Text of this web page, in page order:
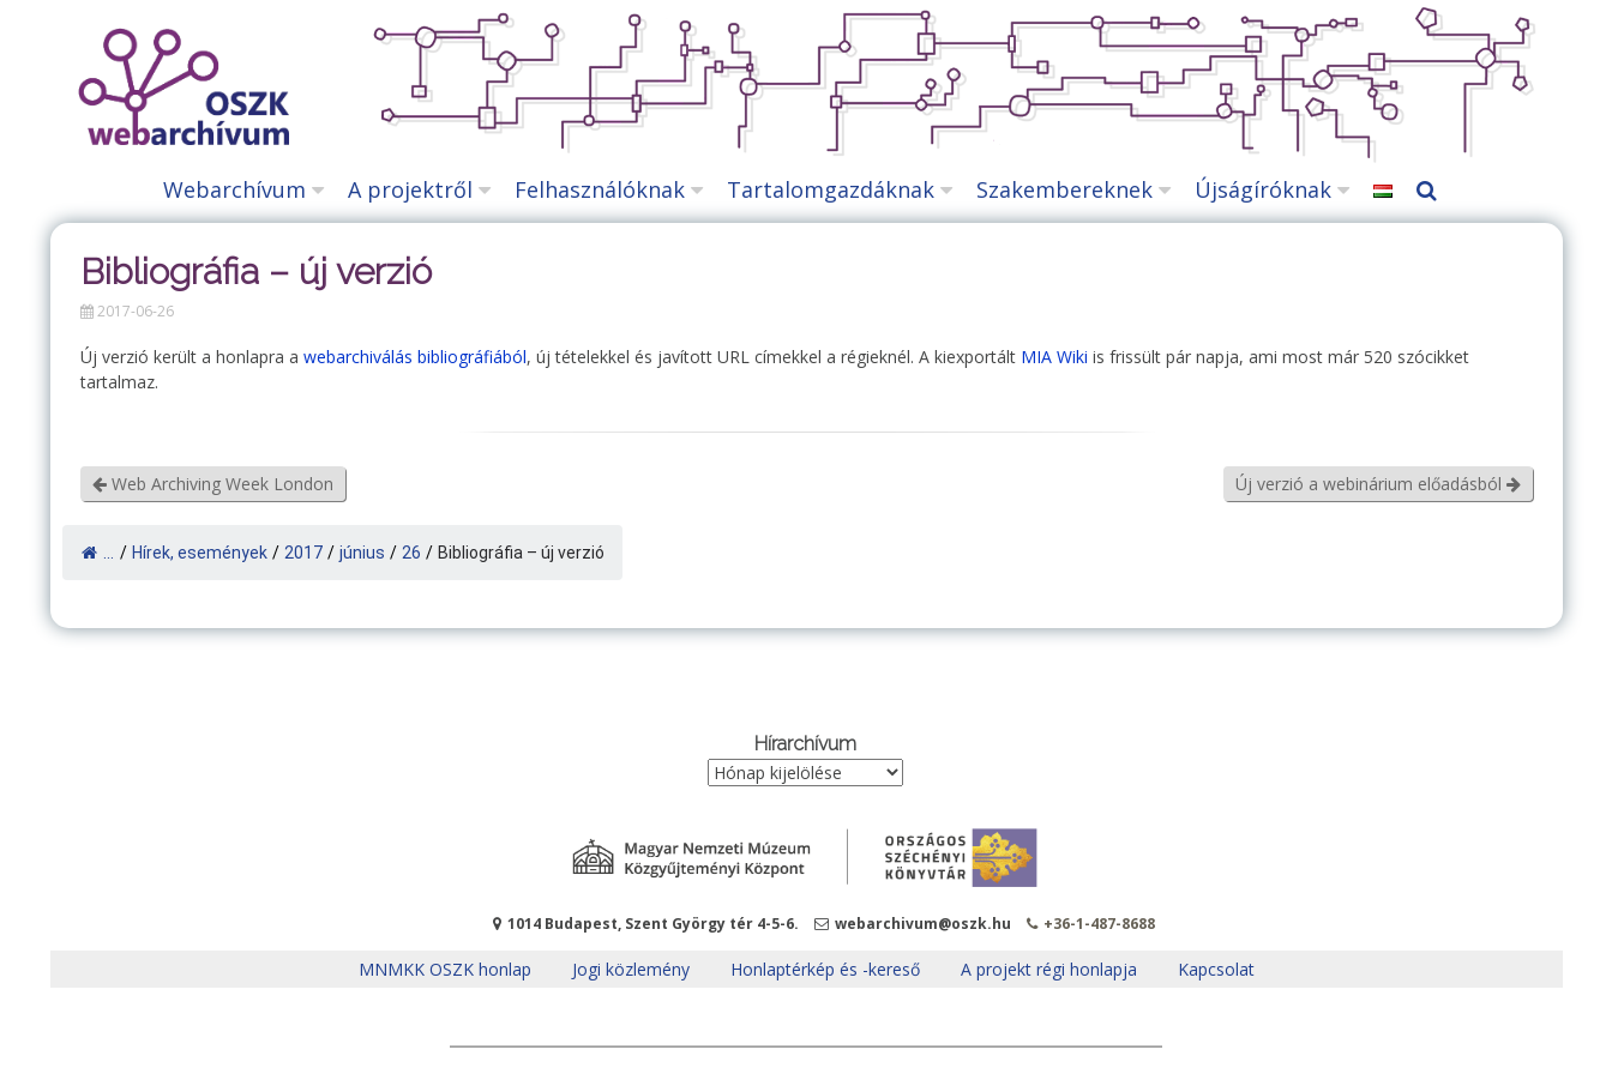
Webarchívum A projektről Felhasználóknak Tartalomgazdáknak Szakembereknek Újságíróknak
Bibliográfia – új verzió
2017-06-26
Új verzió került a honlapra a webarchiválás bibliográfiából, új tételekkel és javított URL címekkel a régieknél. A kiexportált MIA Wiki is frissült pár napja, ami most már 520 szócikket
tartalmaz.
Web Archiving Week London Új verzió a webinárium előadásból
/ Hírek, események / 2017 / június / 26 / Bibliográfia – új verzió
Hírarchívum
Hírarchívum
1014 Budapest, Szent György tér 4-5-6. webarchivum@oszk.hu +36-1-487-8688
MNMKK OSZK honlap Jogi közlemény Honlaptérkép és -kereső A projekt régi honlapja Kapcsolat